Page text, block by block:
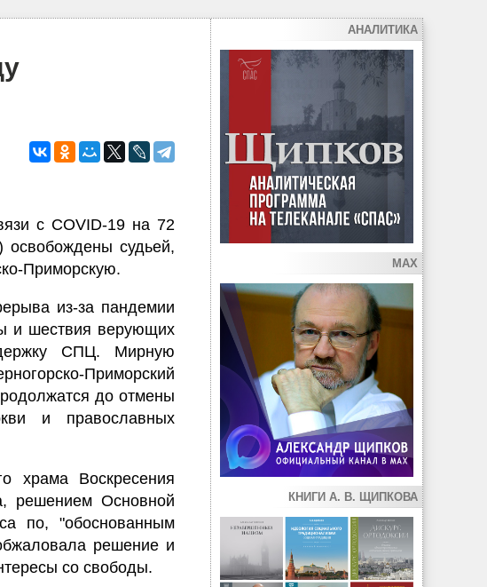
с COVID-19 на 72
освобождены судьей,
Приморскую.
из-за пандемии
и шествия верующих
СПЦ. Мирную
Приморский
до отмены
и православных
храма Воскресения
решением Основной
по, "обоснованным
решение и
со свободы.
АНАЛИТИКА
MAX
КНИГИ А. В. ЩИПКОВА